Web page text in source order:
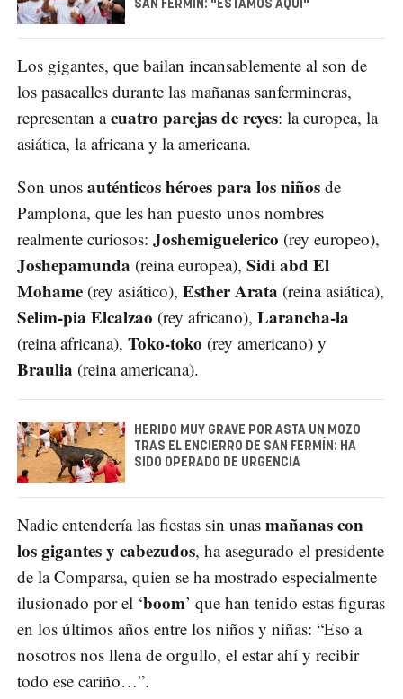
SAN FERMÍN: "ESTAMOS AQUÍ"
Los gigantes, que bailan incansablemente al son de
los pasacalles durante las mañanas sanfermineras,
representan acuatro parejas de reyes: la europea, la
asiática, la africana y la americana.
Son unos auténticos héroes para los niños de
Pamplona, que les han puesto unos nombres
realmente curiosos: Joshemiguelerico (rey europeo),
Joshepamunda (reina europea), Sidi abd El
Mohame (rey asiático), Esther Arata (reina asiática),
Selim-pia Elcalzao (rey africano), Larancha-la
(reina africana), Toko-toko (rey americano) y
Braulia (reina americana).
HERIDO MUY GRAVE POR ASTA UN MOZO
TRAS EL ENCIERRO DE SAN FERMÍN: HA
SIDO OPERADO DE URGENCIA
Nadie entendería las fiestas sin unas mañanas con
los gigantes y cabezudos, ha asegurado el presidente
de la Comparsa, quien se ha mostrado especialmente
ilusionado por el ‘boom’ que han tenido estas figuras
en los últimos años entre los niños y niñas: “Eso a
nosotros nos llena de orgullo, el estar ahí y recibir
todo ese cariño…”.